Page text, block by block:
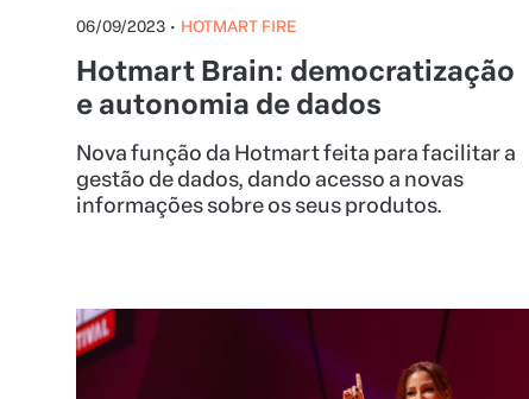
06/09/2023 • HOTMART FIRE
Hotmart Brain: democratização
e autonomia de dados
Nova função da Hotmart feita para facilitar a
gestão de dados, dando acesso a novas
informações sobre os seus produtos.